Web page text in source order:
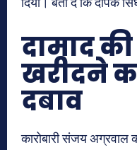
दामाद
खरीदने
दबाव
कारोबारी संजय